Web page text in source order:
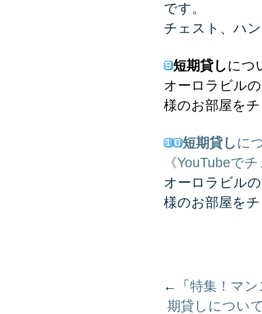
です。
チェスト、ハ
短期貸しにつ
オーロラビル
様のお部屋を
短期貸しに
《YouTubeで
オーロラビル
様のお部屋を
←「特集！マ
期貸しについ